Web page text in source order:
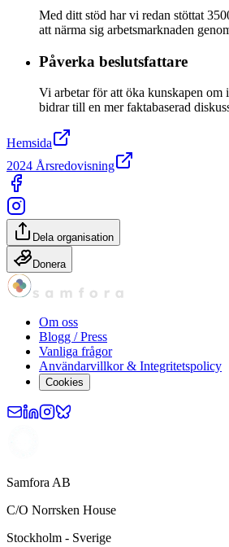
Med ditt stöd har vi redan stöttat
att närma sig arbetsmarknaden
Påverka beslutsfattare
Vi arbetar för att öka kunskapen om
bidrar till en mer faktabaserad
Hemsida
2024 Årsredovisning
Dela organisation
Donera
Om oss
Blogg / Press
Vanliga frågor
Användarvillkor & Integritetspolicy
Cookies
Samfora AB
C/O Norrsken House
Stockholm - Sverige